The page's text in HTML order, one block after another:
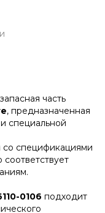
часть
, предназначенная
специальной
со спецификациями
0106 подходит